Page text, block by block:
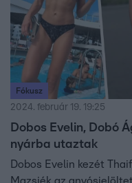
Fókusz
2024. február 19. 19:25
Dobos Evelin, Dobó
nyárba utaztak
Dobos Evelin kezét
Mazsiék az